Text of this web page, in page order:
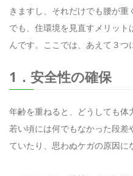
きますし、それだけでも腰が重
でも、住環境を見直すメリッ
んです。ここでは、あえて３つ
1．安全性の確保
年齢を重ねると、どうしても体
若い頃には何でもなかった段
ていたり、思わぬケガの原因に